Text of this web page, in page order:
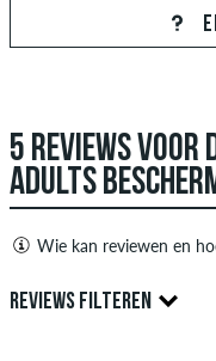
5 REVIEWS VOOR
ADULTS
Wie kan reviewen en
Alleen mensen met een
reviews aanmaken. Ze
REVIEWS FILTEREN